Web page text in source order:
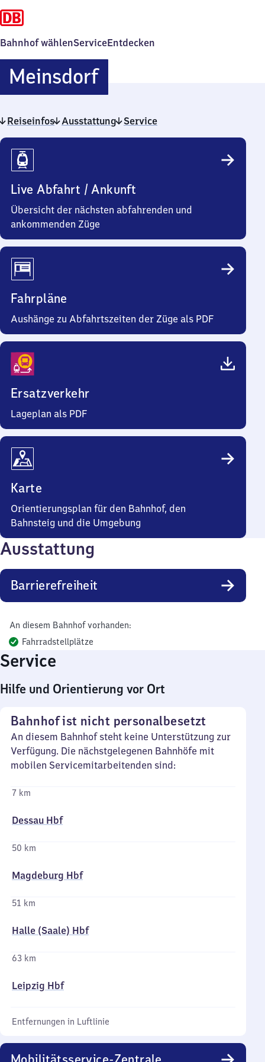
Bahnhof wählenServiceEntdecken
MeinsdorfMeinsdorf
Reiseinfos Ausstattung Service
Reiseinfos
Live Abfahrt / Ankunft
Übersicht der nächsten abfahrenden und
ankommenden Züge
Fahrpläne
Aushänge zu Abfahrtszeiten der Züge als PDF
Ersatzverkehr
Lageplan als PDF
Karte
Orientierungsplan für den Bahnhof, den
Bahnsteig und die Umgebung
Ausstattung
Barrierefreiheit
An diesem Bahnhof vorhanden:
Fahrradstellplätze
Service
Hilfe und Orientierung vor Ort
Bahnhof ist nicht personalbesetzt
An diesem Bahnhof steht keine Unterstützung zur
Verfügung. Die nächstgelegenen Bahnhöfe mit
mobilen Servicemitarbeitenden sind:
7 km
Dessau Hbf
50 km
Magdeburg Hbf
51 km
Halle (Saale) Hbf
63 km
Leipzig Hbf
Entfernungen in Luftlinie